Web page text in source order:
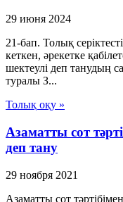
29 июня 2024
21-бап. Толық
кеткен, әрекетке
шектеулi деп танудың
туралы З...
Толық оқу »
Азаматты сот
деп тану
29 ноября 2021
Азаматты сот